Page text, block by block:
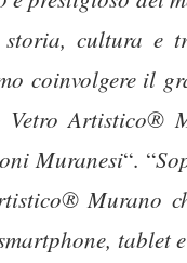
cultura e
coinvolgere il
Vetro Artistico®
Muranesi“. “
Murano
tablet